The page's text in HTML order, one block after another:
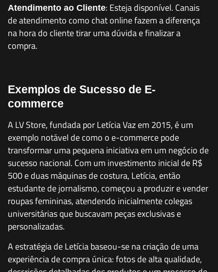
Atendimento ao Cliente: Esteja disponível. Canais
de atendimento como chat online fazem a diferença
na hora do cliente tirar uma dúvida e finalizar a
compra.
Exemplos de Sucesso de E-
commerce
A LV Store, fundada por Letícia Vaz em 2015, é um
exemplo notável de como o e-commerce pode
transformar uma pequena iniciativa em um negócio de
sucesso nacional. Com um investimento inicial de R$
500 e duas máquinas de costura, Letícia, então
estudante de jornalismo, começou a produzir e vender
roupas femininas, atendendo inicialmente colegas
universitárias que buscavam peças exclusivas e
personalizadas.
A estratégia de Letícia baseou-se na criação de uma
experiência de compra única: fotos de alta qualidade,